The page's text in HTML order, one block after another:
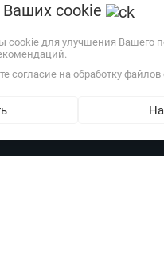
Политика обработки
данных
и оплата
cookie
cookie для улучшения Вашего
согласие на обработку файлов